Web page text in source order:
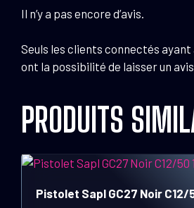
Il n’y a pas encore d’avis.
Seuls les clients connectés
ont la possibilité de laisser un
PRODUITS
Pistolet Sapl GC27 Noir C12/